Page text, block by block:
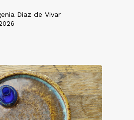
Diaz de Vivar